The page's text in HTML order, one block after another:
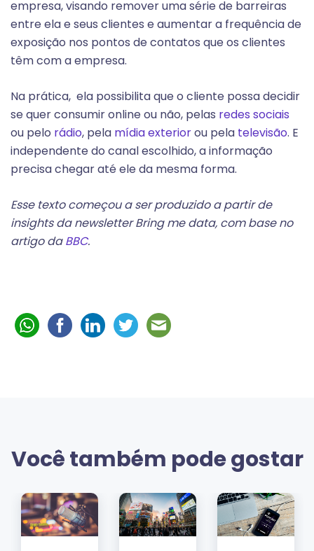
empresa, visando remover uma série de barreiras
entre ela e seus clientes e aumentar a frequência de
exposição nos pontos de contatos que os clientes
têm com a empresa.
Na prática, ela possibilita que o cliente possa decidir
se quer consumir online ou não, pelas redes sociais
ou pelo rádio, pela mídia exteriorou pela televisão. E
independente do canal escolhido, a informação
precisa chegar até ele da mesma forma.
Esse texto começou a ser produzido a partir de
insights da newsletter Bring me data, com base no
artigo daBBC.
Você também pode gostar